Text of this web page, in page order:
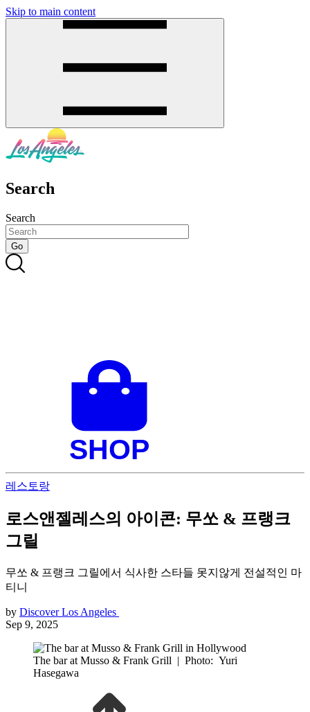
Skip to main content
Search
Search
레스토랑
로스앤젤레스의 아이콘: 무쏘 & 프랭크
그릴
무쏘 & 프랭크 그릴에서 식사한 스타들 못지않게 전설적인 마
티니
by Discover Los Angeles
Sep 9, 2025
The bar at Musso & Frank Grill | Photo: Yuri
Hasegawa